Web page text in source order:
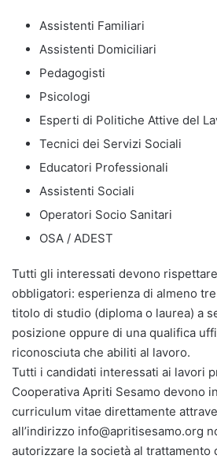
Assistenti Familiari
Assistenti Domiciliari
Pedagogisti
Psicologi
Esperti di Politiche Attive del
Tecnici dei Servizi Sociali
Educatori Professionali
Assistenti Sociali
Operatori Socio Sanitari
OSA / ADEST
Tutti gli interessati devono
obbligatori: esperienza di almeno
titolo di studio (diploma o laurea) a
posizione oppure di una qualifica
riconosciuta che abiliti al lavoro.
Tutti i candidati interessati ai lavori
Cooperativa Apriti Sesamo devono
curriculum vitae direttamente
all’indirizzo info@apritisesamo.org
autorizzare la società al trattamento